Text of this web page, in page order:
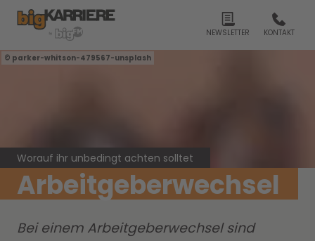
NEWSLETTER KONTAKT
parker-whitson-479567-unsplash
Worauf ihr unbedingt achten solltet
Arbeitgeberwechsel
Bei einem Arbeitgeberwechsel sind